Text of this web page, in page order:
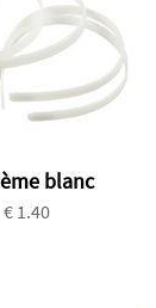
blanc
€ 1.40